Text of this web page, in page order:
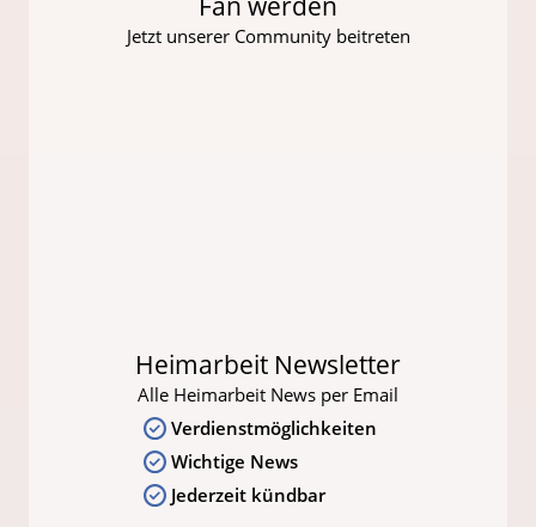
Jetzt unserer Community beitreten
Heimarbeit Newsletter
Alle Heimarbeit News per Email
Verdienstmöglichkeiten
Wichtige News
Jederzeit kündbar